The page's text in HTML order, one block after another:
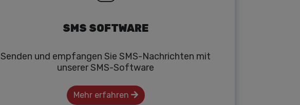
SMS SOFTWARE
Senden und empfangen Sie SMS-Nachrichten mit
unserer SMS-Software
Mehr erfahren